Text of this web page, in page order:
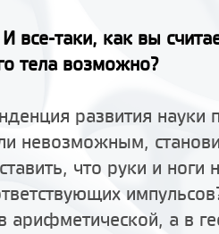
все-таки, как вы
тела возможно?
развития науки
невозможным,
что руки и ноги
арифметической, а в